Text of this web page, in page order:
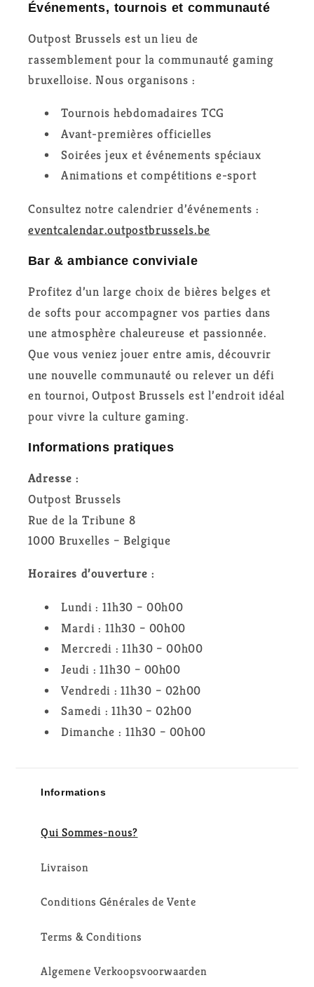
Événements, tournois et communauté
Outpost Brussels est un lieu de
rassemblement pour la communauté gaming
bruxelloise. Nous organisons :
Tournois hebdomadaires TCG
Avant-premières officielles
Soirées jeux et événements spéciaux
Animations et compétitions e-sport
Consultez notre calendrier d’événements :
eventcalendar.outpostbrussels.be
Bar & ambiance conviviale
Profitez d’un large choix de bières belges et
de softs pour accompagner vos parties dans
une atmosphère chaleureuse et passionnée.
Que vous veniez jouer entre amis, découvrir
une nouvelle communauté ou relever un défi
en tournoi, Outpost Brussels est l’endroit idéal
pour vivre la culture gaming.
Informations pratiques
Adresse :
Outpost Brussels
Rue de la Tribune 8
1000 Bruxelles – Belgique
Horaires d’ouverture :
Lundi : 11h30 – 00h00
Mardi : 11h30 – 00h00
Mercredi : 11h30 – 00h00
Jeudi : 11h30 – 00h00
Vendredi : 11h30 – 02h00
Samedi : 11h30 – 02h00
Dimanche : 11h30 – 00h00
Informations
Qui Sommes-nous?
Livraison
Conditions Générales de Vente
Terms & Conditions
Algemene Verkoopsvoorwaarden